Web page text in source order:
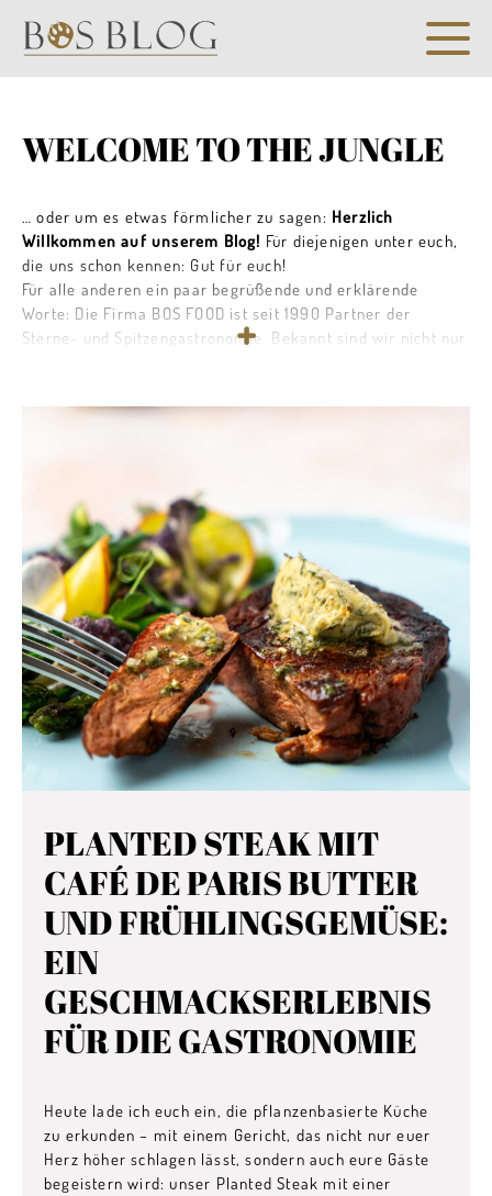
WELCOME TO THE JUNGLE
… oder um es etwas förmlicher zu sagen: Herzlich
Willkommen auf unserem Blog! Für diejenigen unter euch,
die uns schon kennen: Gut für euch!
Für alle anderen ein paar begrüßende und erklärende
Worte: Die Firma BOS FOOD ist seit 1990 Partner der
Sterne- und Spitzengastronomie. Bekannt sind wir nicht nur
Champagner, Hummer und alles, was das Leben noch ein
wunderbare Welt der Kulinarik mag dir hier und da wie ein
Dschungel vorkommen, aber mach dir keine Sorgen. Wir
sind immer dicht hinter dir.
Begleite uns auf der spannenden Reise der wunderbarsten
Lebensmittel der Welt, triff Winzer und Produzenten, lass
dich von ausgewählten Rezepten inspirieren oder stöber
einfach nach Lust und Laune. Um es frei nach Mick Jaggers
Worten zu sagen:
It’s only Rock ’n Roll, but we like it…
PLANTED STEAK MIT
CAFÉ DE PARIS BUTTER
UND FRÜHLINGSGEMÜSE:
EIN
GESCHMACKSERLEBNIS
FÜR DIE GASTRONOMIE
Heute lade ich euch ein, die pflanzenbasierte Küche
zu erkunden – mit einem Gericht, das nicht nur euer
Herz höher schlagen lässt, sondern auch eure Gäste
begeistern wird: unser Planted Steak mit einer